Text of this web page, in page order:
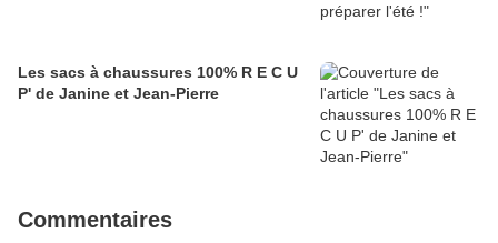
Les sacs à chaussures 100% R E C U
P' de Janine et Jean-Pierre
Commentaires